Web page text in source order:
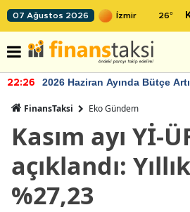
07 Ağustos 2026 26°
22:26 2026 Haziran Ayında Bütçe
FinansTaksi Eko Gündem
Kasım ayı Yİ-
açıklandı:
%27,23